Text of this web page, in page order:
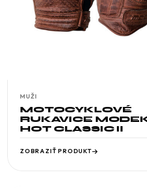
MUŽI
MOTOCYKLOVÉ
RUKAVICE
HOT CLASSIC II
ZOBRAZIŤ PRODUKT